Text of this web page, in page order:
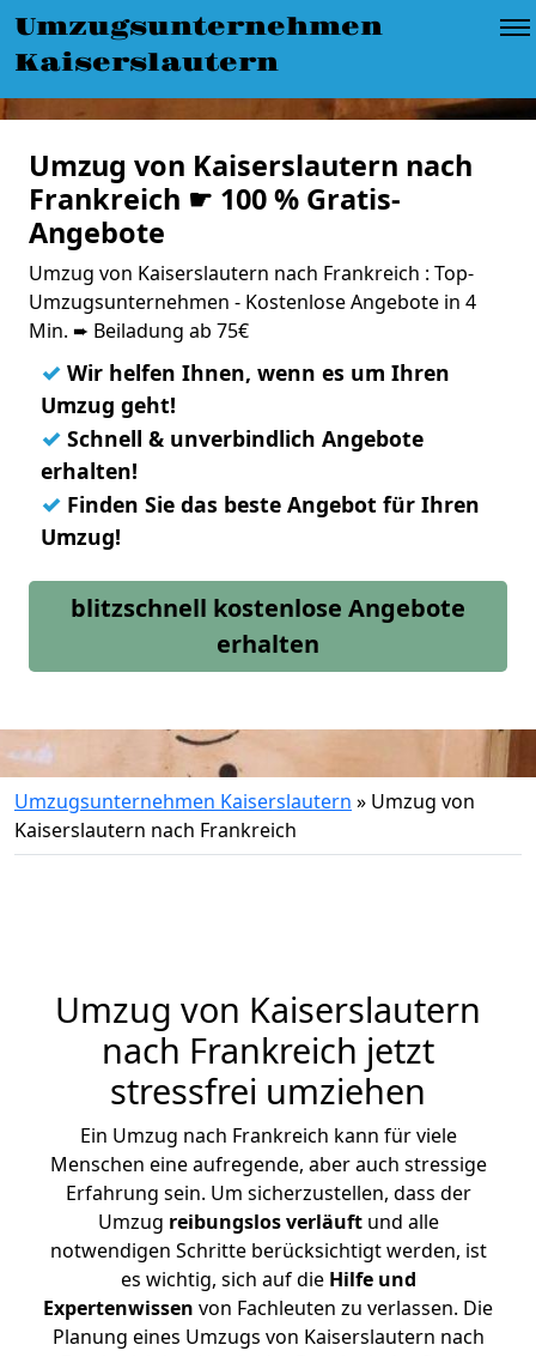
Umzugsunternehmen
Kaiserslautern
Umzug von Kaiserslautern nach
Frankreich ☛ 100 % Gratis-
Angebote
Umzug von Kaiserslautern nach Frankreich : Top-
Umzugsunternehmen - Kostenlose Angebote in 4
Min. ➨ Beiladung ab 75€
✓ Wir helfen Ihnen, wenn es um Ihren
Umzug geht!
✓ Schnell & unverbindlich Angebote
erhalten!
✓ Finden Sie das beste Angebot für Ihren
Umzug!
blitzschnell kostenlose Angebote
erhalten
Umzugsunternehmen Kaiserslautern » Umzug von
Kaiserslautern nach Frankreich
Umzug von Kaiserslautern
nach Frankreich jetzt
stressfrei umziehen
Ein Umzug nach Frankreich kann für viele
Menschen eine aufregende, aber auch stressige
Erfahrung sein. Um sicherzustellen, dass der
Umzug reibungslos verläuftund alle
notwendigen Schritte berücksichtigt werden, ist
es wichtig, sich auf die Hilfe und
Expertenwissen von Fachleuten zu verlassen. Die
Planung eines Umzugs von Kaiserslautern nach